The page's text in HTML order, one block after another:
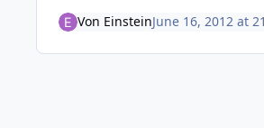
Von EinsteinJune 16, 2012 at